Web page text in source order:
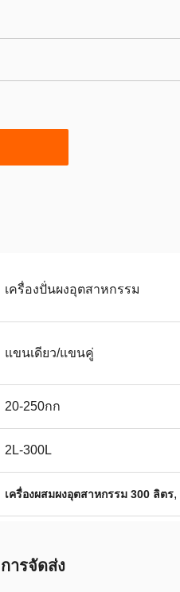
เครื่องปั่นผงอุตสาหกรรม
แขนเดียว/แขนคู่
20-250กก
2L-300L
เครื่องผสมผงอุตสาหกรรม 300 ลิตร,
ารจัดส่ง